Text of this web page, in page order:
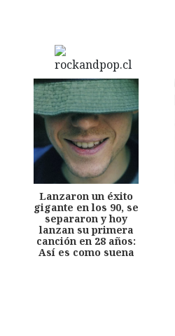
Lanzaron un éxito
gigante en los 90, se
separaron y hoy
lanzan su primera
canción en 28 años:
Así es como suena